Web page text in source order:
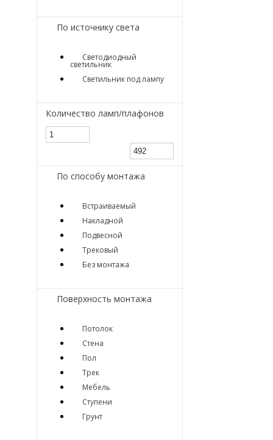
По источнику света
Светодиодный
светильник
Светильник под лампу
Количество ламп/плафонов
По способу монтажа
Встраиваемый
Накладной
Подвесной
Трековый
Без монтажа
Поверхность монтажа
Потолок
Стена
Пол
Трек
Мебель
Ступени
Грунт